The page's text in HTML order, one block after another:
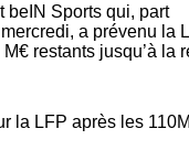
beIN Sports qui, part
a prévenu la
restants jusqu’à la
la LFP après les